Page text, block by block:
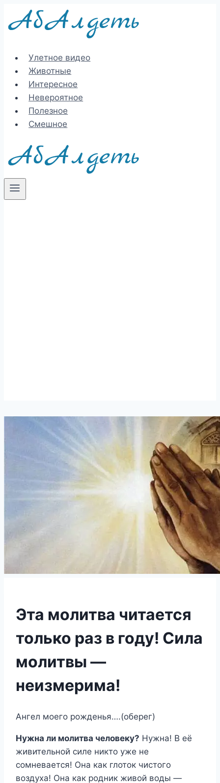
Перейти
Улетное видео
Животные
Интересное
Невероятное
Полезное
Смешное
Эта молитва читается
только раз в году! Сила
молитвы —
неизмерима!
Ангел моего рожденья….(оберег)
Нужна ли молитва человеку? Нужна! В её
живительной силе никто уже не
сомневается! Она как глоток чистого
воздуха! Она как родник живой воды —